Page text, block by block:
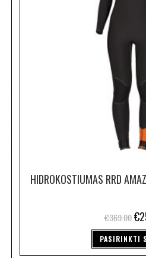
HIDROKOSTIUMAS RRD
€369.00 €
PASIRINKTI